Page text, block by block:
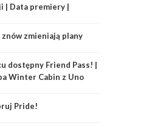
| Data premiery |
zmieniają plany
dostępny Friend Pass! |
Winter Cabin z Uno
Pride!